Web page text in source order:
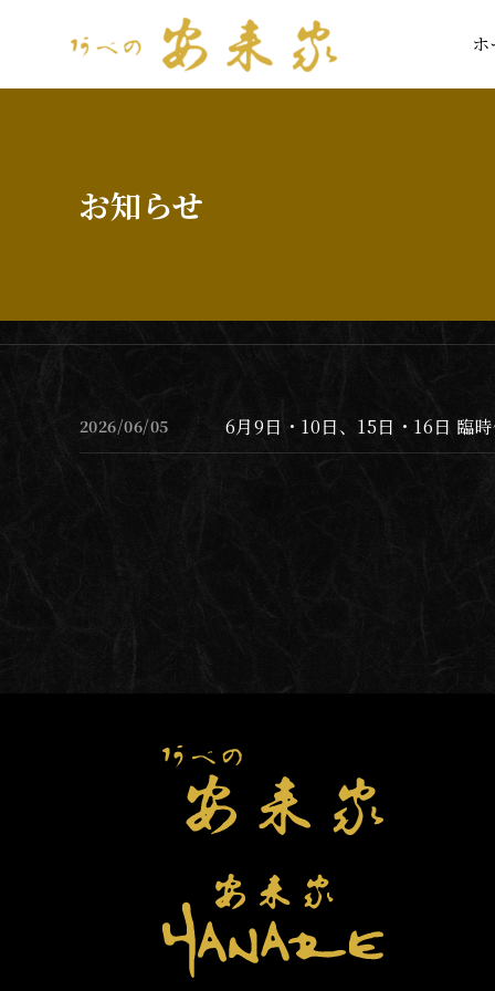
ホ
ホ
お知らせ
2026/06/05 6月9日・10日、15日・16日 臨